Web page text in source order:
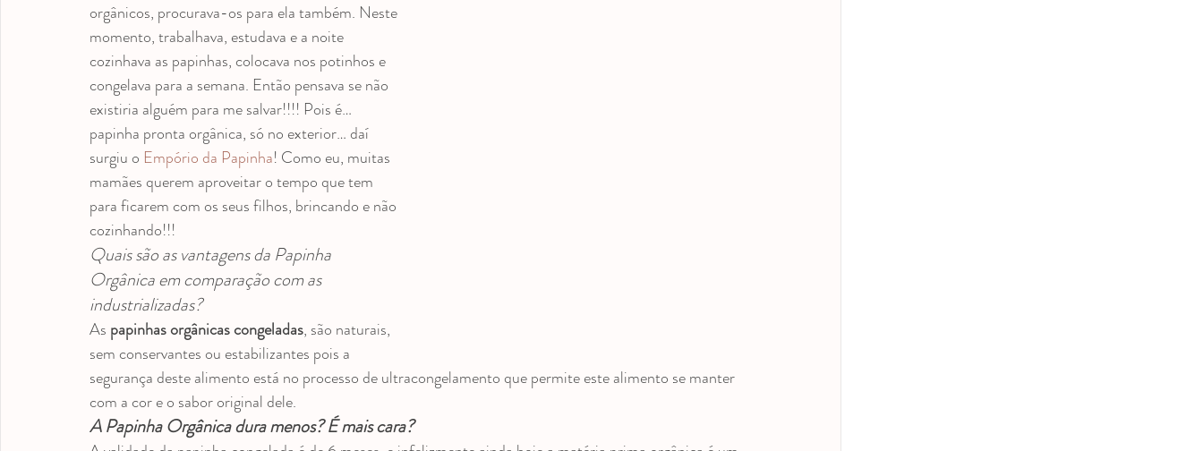
orgânicos, procurava-os para ela também. Neste
momento, trabalhava, estudava e a noite
cozinhava as papinhas, colocava nos potinhos e
congelava para a semana. Então pensava se não
existiria alguém para me salvar!!!! Pois é…
papinha pronta orgânica, só no exterior… daí
surgiu o Empório da Papinha! Como eu, muitas
mamães querem aproveitar o tempo que tem
para ficarem com os seus filhos, brincando e não
cozinhando!!!
Quais são as vantagens da Papinha
Orgânica em comparação com as
industrializadas?
As papinhas orgânicas congeladas, são naturais,
sem conservantes ou estabilizantes pois a
segurança deste alimento está no processo de ultracongelamento que permite este alimento se manter
com a cor e o sabor original dele.
A Papinha Orgânica dura menos? É mais cara?